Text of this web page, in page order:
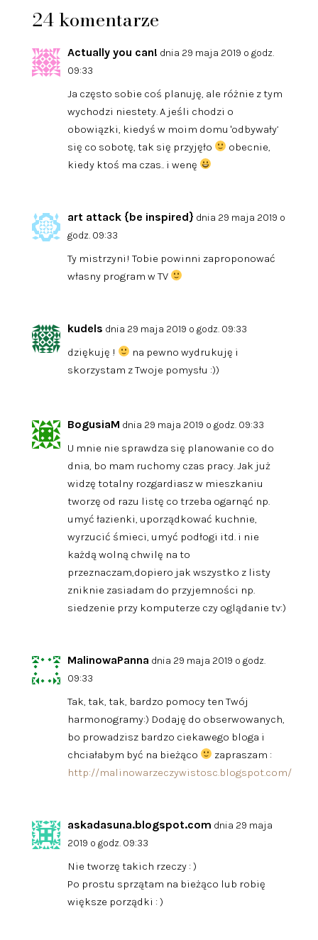
24 komentarze
Actually you can! dnia 29 maja 2019 o godz.
09:33
Ja często sobie coś planuję, ale różnie z tym
wychodzi niestety. A jeśli chodzi o
obowiązki, kiedyś w moim domu 'odbywały’
się co sobotę, tak się przyjęło
obecnie,
kiedy ktoś ma czas.. i wenę
art attack {be inspired} dnia 29 maja 2019 o
godz. 09:33
Ty mistrzyni! Tobie powinni zaproponować
własny program w TV
kudels dnia 29 maja 2019 o godz. 09:33
dziękuję !
na pewno wydrukuję i
skorzystam z Twoje pomysłu :))
BogusiaM dnia 29 maja 2019 o godz. 09:33
U mnie nie sprawdza się planowanie co do
dnia, bo mam ruchomy czas pracy. Jak już
widzę totalny rozgardiasz w mieszkaniu
tworzę od razu listę co trzeba ogarnąć np.
umyć łazienki, uporządkować kuchnie,
wyrzucić śmieci, umyć podłogi itd. i nie
każdą wolną chwilę na to
przeznaczam,dopiero jak wszystko z listy
zniknie zasiadam do przyjemności np.
siedzenie przy komputerze czy oglądanie tv:)
MalinowaPanna dnia 29 maja 2019 o godz.
09:33
Tak, tak, tak, bardzo pomocy ten Twój
harmonogramy:) Dodaję do obserwowanych,
bo prowadzisz bardzo ciekawego bloga i
chciałabym być na bieżąco
zapraszam :
http://malinowarzeczywistosc.blogspot.com/
askadasuna.blogspot.com dnia 29 maja
2019 o godz. 09:33
Nie tworzę takich rzeczy : )
Po prostu sprzątam na bieżąco lub robię
większe porządki : )